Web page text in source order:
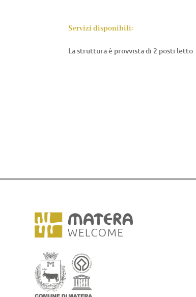
Servizi disponibili:
La struttura è provvista di 2 posti letto